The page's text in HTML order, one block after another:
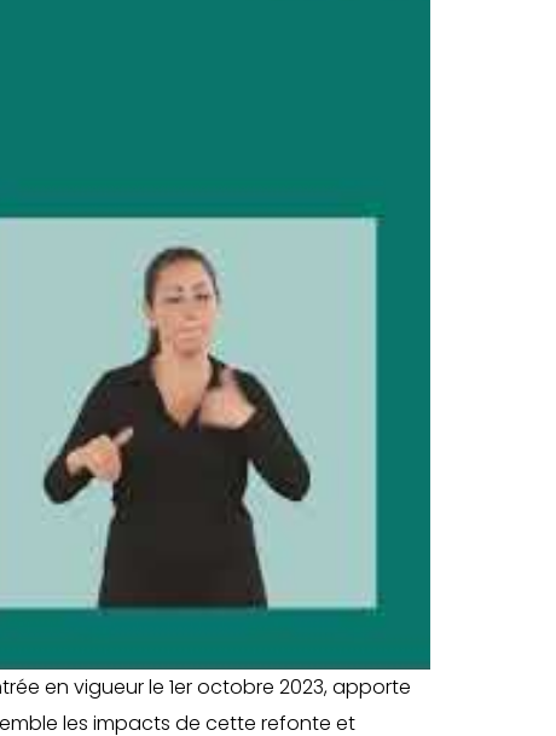
en vigueur le 1er octobre 2023, apporte
les impacts de cette refonte et